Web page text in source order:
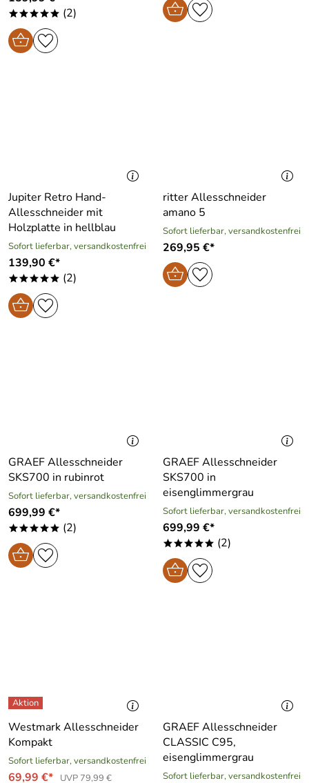
***** (2)
Jupiter Retro Hand-
Allesschneider mit
Holzplatte in hellblau
Sofort lieferbar, versandkostenfrei
139,90 €*
***** (2)
ritter Allesschneider
amano 5
Sofort lieferbar, versandkostenfrei
269,95 €*
GRAEF Allesschneider
SKS700 in rubinrot
Sofort lieferbar, versandkostenfrei
699,99 €*
***** (2)
GRAEF Allesschneider
SKS700 in
eisenglimmergrau
Sofort lieferbar, versandkostenfrei
699,99 €*
***** (2)
Westmark Allesschneider
Kompakt
Sofort lieferbar, versandkostenfrei
69,99 €* UVP 79,99 €
GRAEF Allesschneider
CLASSIC C95,
eisenglimmergrau
Sofort lieferbar, versandkostenfrei